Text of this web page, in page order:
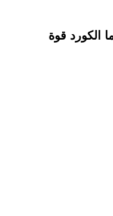
الكورد قوة